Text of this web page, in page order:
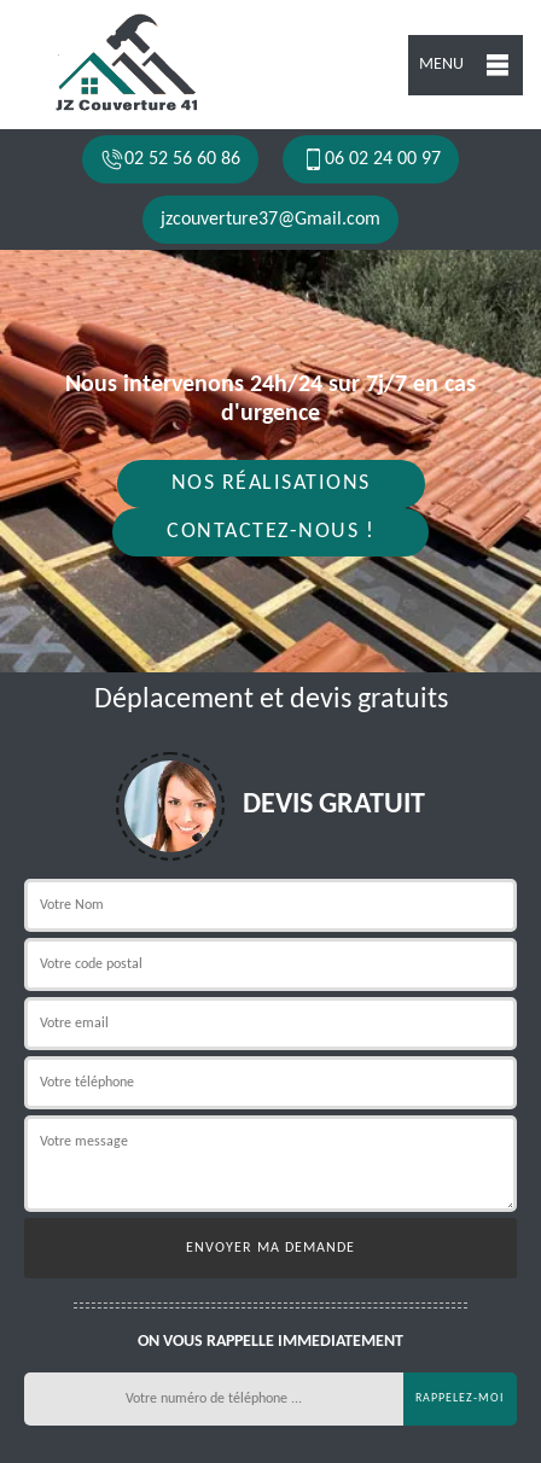
MENU
02 52 56 60 86 06 02 24 00 97
jzcouverture37@Gmail.com
Nous intervenons 24h/24 sur 7j/7 en cas
d'urgence
NOS RÉALISATIONS
CONTACTEZ-NOUS !
Déplacement et devis gratuits
DEVIS GRATUIT
ON VOUS RAPPELLE IMMEDIATEMENT